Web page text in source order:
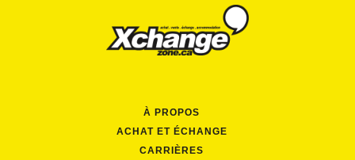
À PROPOS
ACHAT ET ÉCHANGE
CARRIÈRES